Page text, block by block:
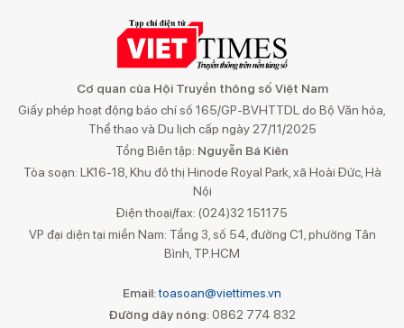
Cơ quan của Hội Truyền thông số Việt Nam
Giấy phép hoạt động báo chí số 165/GP-BVHTTDL do Bộ Văn hóa,
Thể thao và Du lịch cấp ngày 27/11/2025
Tổng Biên tập: Nguyễn Bá Kiên
Tòa soạn: LK16-18, Khu đô thị Hinode Royal Park, xã Hoài Đức, Hà
Nội
Điện thoại/fax: (024)32 151175
VP đại diện tại miền Nam: Tầng 3, số 54, đường C1, phường Tân
Bình, TP.HCM
Email:toasoan@viettimes.vn
Đường dây nóng: 0862 774 832